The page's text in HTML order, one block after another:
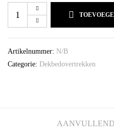
Artikelnummer: N/B
Categorie: Dekbedovertrekken